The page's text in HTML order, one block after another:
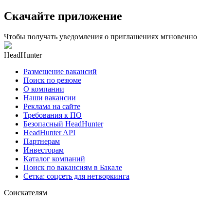
Скачайте приложение
Чтобы получать уведомления о приглашениях мгновенно
HeadHunter
Размещение вакансий
Поиск по резюме
О компании
Наши вакансии
Реклама на сайте
Требования к ПО
Безопасный HeadHunter
HeadHunter API
Партнерам
Инвесторам
Каталог компаний
Поиск по вакансиям в Бакале
Сетка: соцсеть для нетворкинга
Соискателям